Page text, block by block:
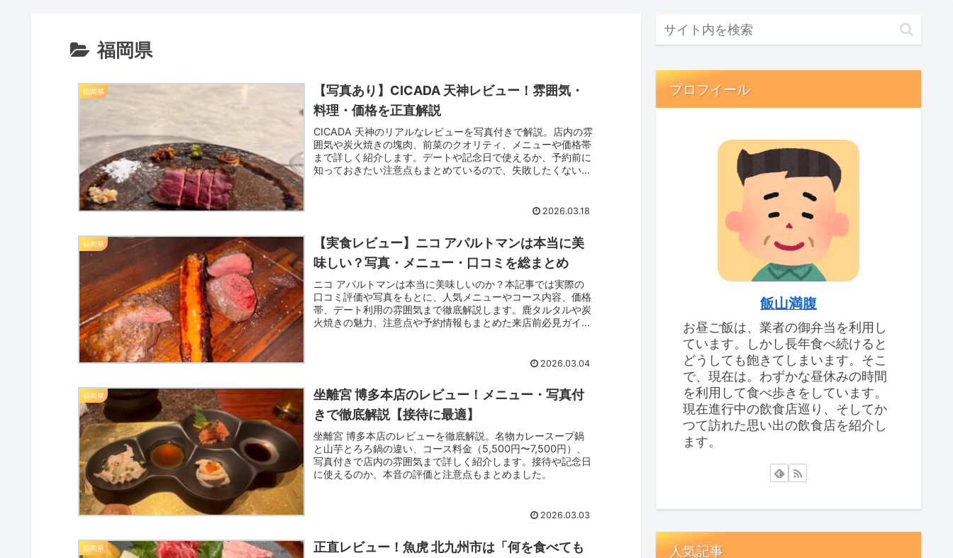
福岡県
福岡県
【写真あり】CICADA 天神レビュー！雰囲気・
料理・価格を正直解説
CICADA 天神のリアルなレビューを写真付きで解説。店内の雰
囲気や炭火焼きの塊肉、前菜のクオリティ、メニューや価格帯
まで詳しく紹介します。デートや記念日で使えるか、予約前に
知っておきたい注意点もまとめているので、失敗したくない方
2026.03.18
福岡県
【実食レビュー】ニコ アパルトマンは本当に美
味しい？写真・メニュー・口コミを総まとめ
ニコ アパルトマンは本当に美味しいのか？本記事では実際の
口コミ評価や写真をもとに、人気メニューやコース内容、価格
帯、デート利用の雰囲気まで徹底解説します。鹿タルタルや炭
火焼きの魅力、注意点や予約情報もまとめた来店前必見ガイド
2026.03.04
福岡県
坐離宮 博多本店のレビュー！メニュー・写真付
きで徹底解説【接待に最適】
坐離宮 博多本店のレビューを徹底解説。名物カレースープ鍋
と山芋とろろ鍋の違い、コース料金（5,500円〜7,500円）、
写真付きで店内の雰囲気まで詳しく紹介します。接待や記念日
に使えるのか、本音の評価と注意点もまとめました。
2026.03.03
福岡県
正直レビュー！魚虎 北九州市は「何を食べても
プロフイール
飯山満腹
お昼ご飯は、業者の御弁当を利用し
ています。しかし長年食べ続けると
どうしても飽きてしまいます。そこ
で、現在は。わずかな昼休みの時間
を利用して食べ歩きをしています。
現在進行中の飲食店巡り、そしてか
つて訪れた思い出の飲食店を紹介し
ます。
人気記事